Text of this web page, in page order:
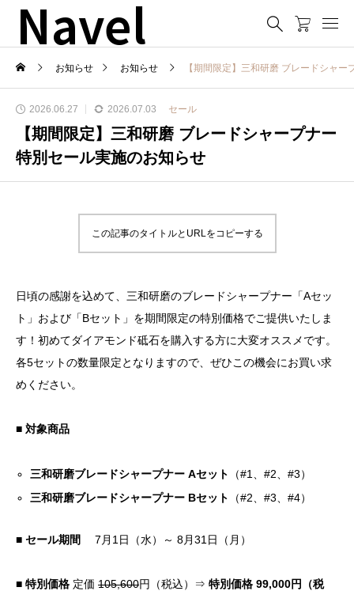
Navel
お知らせ お知らせ 【期間限定】三和研磨 ブレードシャ
2026.06.27 2026.07.03 セール
【期間限定】三和研磨 ブレードシャープナー
特別セール実施のお知らせ
この記事のタイトルとURLをコピーする
日頃の感謝を込めて、三和研磨のブレードシャープナー「Aセッ
ト」および「Bセット」を期間限定の特別価格でご提供いたしま
す！初めてダイアモンド砥石を購入する方に大変オススメです。
各5セットの数量限定となりますので、ぜひこの機会にお買い求
めください。
■ 対象商品
三和研磨ブレードシャープナー Aセット
（#1、#2、#3）
三和研磨ブレードシャープナー Bセット
（#2、#3、#4）
■ セール期間 7月1日（水）～ 8月31日（月）
■ 特別価格 定価 105,600円（税込）⇒ 特別価格 99,000円（税